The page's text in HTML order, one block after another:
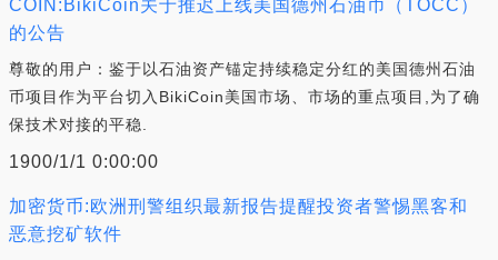
COIN:BikiCoin关于推迟上线美国德州石油币（TOCC）
的公告
尊敬的用户：鉴于以石油资产锚定持续稳定分红的美国德州石油
币项目作为平台切入BikiCoin美国市场、市场的重点项目,为了确
保技术对接的平稳.
1900/1/1 0:00:00
加密货币:欧洲刑警组织最新报告提醒投资者警惕黑客和
恶意挖矿软件